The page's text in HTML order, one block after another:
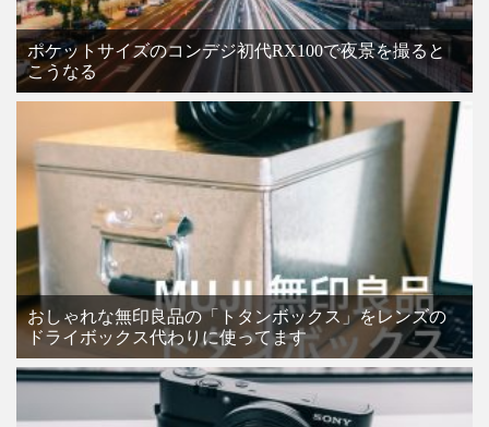
ポケットサイズのコンデジ初代RX100で夜景を撮ると
こうなる
おしゃれな無印良品の「トタンボックス」をレンズの
ドライボックス代わりに使ってます